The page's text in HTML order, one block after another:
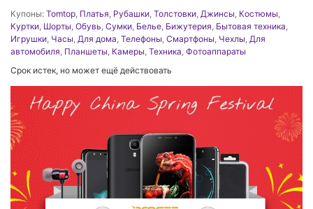
Купоны: Tomtop, Платья, Рубашки, Толстовки, Джинсы, Костюмы,
Куртки, Шорты, Обувь, Сумки, Белье, Бижутерия, Бытовая техника,
Игрушки, Часы, Для дома, Телефоны, Смартфоны, Чехлы, Для
автомобиля, Планшеты, Камеры, Техника, Фотоаппараты
Срок истек, но может ещё действовать